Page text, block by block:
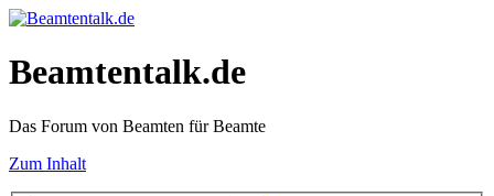
Beamtentalk.de
Das Forum von Beamten für Beamte
Zum Inhalt